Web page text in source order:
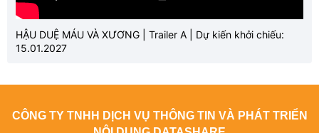
HẬU DUỆ MÁU VÀ XƯƠNG | Trailer A | Dự kiến khởi chiếu:
15.01.2027
CÔNG TY TNHH DỊCH VỤ THÔNG TIN VÀ PHÁT TRIỂN